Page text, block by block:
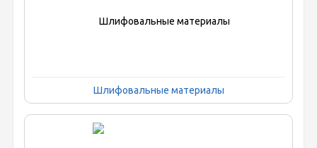
Шлифовальные материалы